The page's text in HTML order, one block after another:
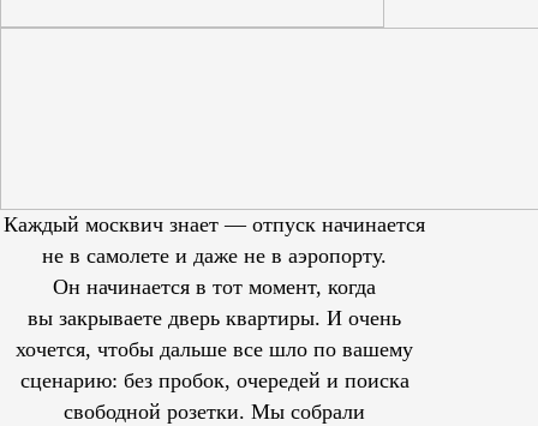
Каждый москвич знает — отпуск начинается
не в самолете и даже не в аэропорту.
Он начинается в тот момент, когда
вы закрываете дверь квартиры. И очень
хочется, чтобы дальше все шло по вашему
сценарию: без пробок, очередей и поиска
свободной розетки. Мы собрали